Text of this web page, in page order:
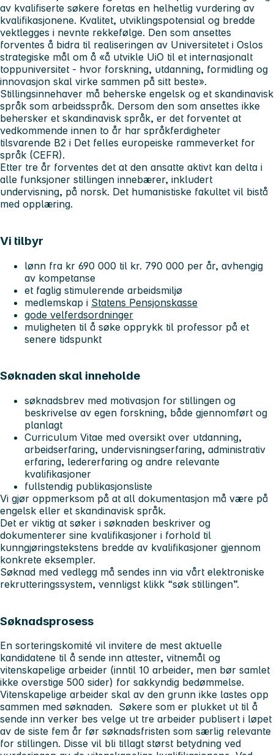
av kvalifiserte søkere foretas en helhetlig vurdering av
kvalifikasjonene. Kvalitet, utviklingspotensial og bredde
vektlegges i nevnte rekkefølge. Den som ansettes
forventes å bidra til realiseringen av Universitetet i Oslos
strategiske mål om å «å utvikle UiO til et internasjonalt
toppuniversitet - hvor forskning, utdanning, formidling og
innovasjon skal virke sammen på sitt beste».
Stillingsinnehaver må beherske engelsk og et skandinavisk
språk som arbeidsspråk. Dersom den som ansettes ikke
behersker et skandinavisk språk, er det forventet at
vedkommende innen to år har språkferdigheter
tilsvarende B2 i Det felles europeiske rammeverket for
språk (CEFR).
Etter tre år forventes det at den ansatte aktivt kan delta i
alle funksjoner stillingen innebærer, inkludert
undervisning, på norsk. Det humanistiske fakultet vil bistå
med opplæring.
Vi tilbyr
lønn fra kr 690 000 til kr. 790 000 per år, avhengig
av kompetanse
et faglig stimulerende arbeidsmiljø
medlemskap i Statens Pensjonskasse
gode velferdsordninger
muligheten til å søke opprykk til professor på et
senere tidspunkt
Søknaden skal inneholde
søknadsbrev med motivasjon for stillingen og
beskrivelse av egen forskning, både gjennomført og
planlagt
Curriculum Vitae med oversikt over utdanning,
arbeidserfaring, undervisningserfaring, administrativ
erfaring, ledererfaring og andre relevante
kvalifikasjoner
fullstendig publikasjonsliste
Vi gjør oppmerksom på at all dokumentasjon må være på
engelsk eller et skandinavisk språk.
Det er viktig at søker i søknaden beskriver og
dokumenterer sine kvalifikasjoner i forhold til
kunngjøringstekstens bredde av kvalifikasjoner gjennom
konkrete eksempler.
Søknad med vedlegg må sendes inn via vårt elektroniske
rekrutteringssystem, vennligst klikk “søk stillingen”.
Søknadsprosess
En sorteringskomité vil invitere de mest aktuelle
kandidatene til å sende inn attester, vitnemål og
vitenskapelige arbeider (inntil 10 arbeider, men bør samlet
ikke overstige 500 sider) for sakkyndig bedømmelse.
Vitenskapelige arbeider skal av den grunn ikke lastes opp
sammen med søknaden. Søkere som er plukket ut til å
sende inn verker bes velge ut tre arbeider publisert i løpet
av de siste fem år før søknadsfristen som særlig relevante
for stillingen. Disse vil bli tillagt størst betydning ved